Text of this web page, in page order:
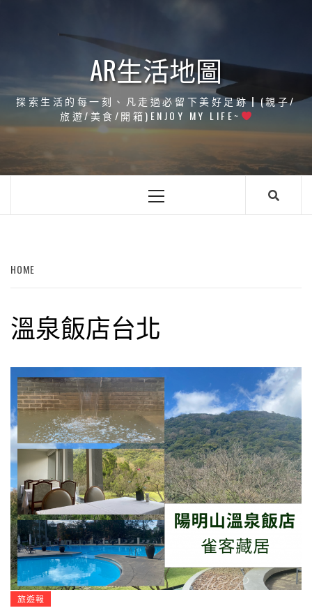
AR生活地圖
探索生活的每一刻、凡走過必留下美好足跡┃(親子/
旅遊/美食/開箱)ENJOY MY LIFE~
Primary
HOME
溫泉飯店台北
旅遊報